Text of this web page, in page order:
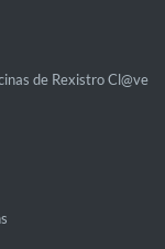
de Rexistro Cl@ve